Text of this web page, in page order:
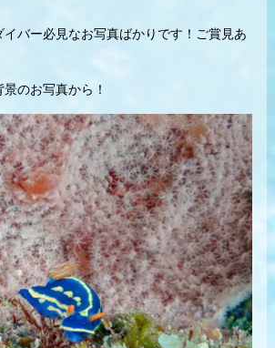
バー必見なお写真ばかりです！ご賞見あ
のお写真から！